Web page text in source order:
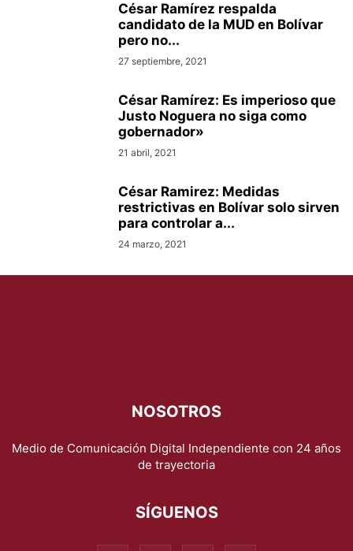
César Ramírez respalda
candidato de la MUD en Bolívar
pero no...
27 septiembre, 2021
César Ramírez: Es imperioso que
Justo Noguera no siga como
gobernador»
21 abril, 2021
César Ramirez: Medidas
restrictivas en Bolívar solo sirven
para controlar a...
24 marzo, 2021
NOSOTROS
Medio de Comunicación Digital Independiente con 24 años
de trayectoria
SÍGUENOS